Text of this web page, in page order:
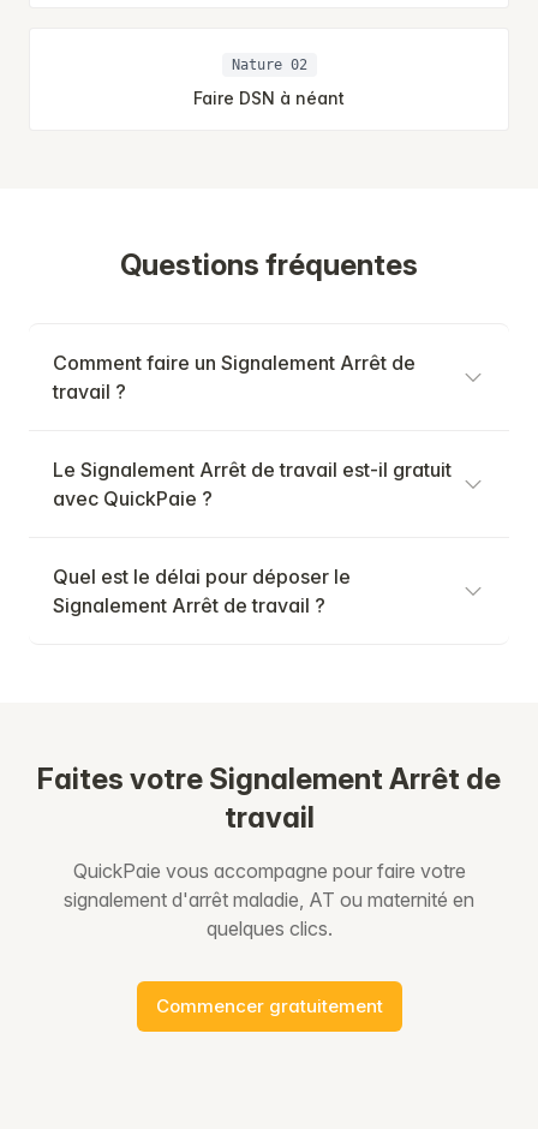
Nature 02
Faire DSN à néant
Questions fréquentes
Comment faire un Signalement Arrêt de
travail ?
Le Signalement Arrêt de travail est-il gratuit
avec QuickPaie ?
Quel est le délai pour déposer le
Signalement Arrêt de travail ?
Faites votre Signalement Arrêt de
travail
QuickPaie vous accompagne pour faire votre
signalement d'arrêt maladie, AT ou maternité en
quelques clics.
Commencer gratuitement